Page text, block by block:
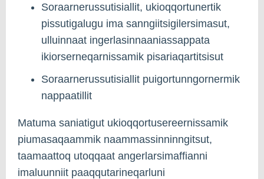
Soraarnerussutisiallit, ukioqqortunertik
pissutigalugu ima sanngiitsigilersimasut,
ulluinnaat ingerlasinnaaniassappata
ikiorserneqarnissamik pisariaqartitsisut
Soraarnerussutisiallit puigortunngornermik
nappaatillit
Matuma saniatigut ukioqqortusereernissamik
piumasaqaammik naammassinninngitsut,
taamaattoq utoqqaat angerlarsimaffianni
imaluunniit paaqqutarineqarluni